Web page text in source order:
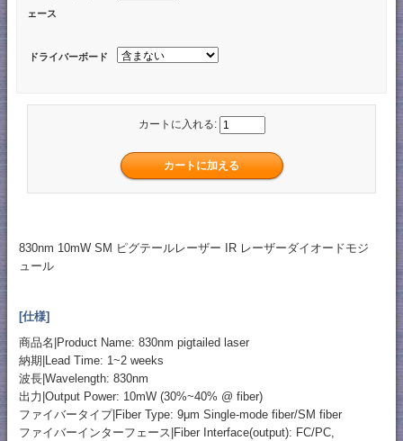
ェース
ドライバーボード
カートに入れる:
830nm 10mW SM ピグテールレーザー IR レーザーダイオードモジ
ュール
[仕様]
商品名|Product Name: 830nm pigtailed laser
納期|Lead Time: 1~2 weeks
波長|Wavelength: 830nm
出力|Output Power: 10mW (30%~40% @ fiber)
ファイバータイプ|Fiber Type: 9μm Single-mode fiber/SM fiber
ファイバーインターフェース|Fiber Interface(output): FC/PC,